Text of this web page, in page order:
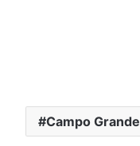
Campo Grande